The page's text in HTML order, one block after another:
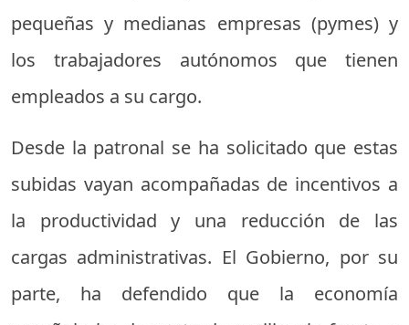
pequeñas y medianas empresas (pymes) y
los trabajadores autónomos que tienen
empleados a su cargo.
Desde la patronal se ha solicitado que estas
subidas vayan acompañadas de incentivos a
la productividad y una reducción de las
cargas administrativas. El Gobierno, por su
parte, ha defendido que la economía